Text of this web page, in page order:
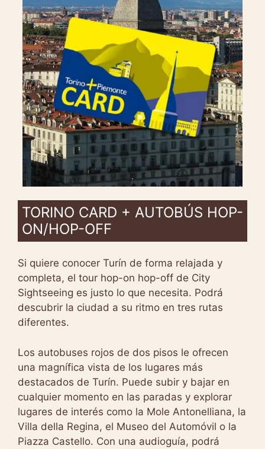
TORINO CARD + AUTOBÚS HOP-
ON/HOP-OFF
Si quiere conocer Turín de forma relajada y
completa, el tour hop-on hop-off de City
Sightseeing es justo lo que necesita. Podrá
descubrir la ciudad a su ritmo en tres rutas
diferentes.
Los autobuses rojos de dos pisos le ofrecen
una magnífica vista de los lugares más
destacados de Turín. Puede subir y bajar en
cualquier momento en las paradas y explorar
lugares de interés como la Mole Antonelliana, la
Villa della Regina, el Museo del Automóvil o la
Piazza Castello. Con una audioguía, podrá